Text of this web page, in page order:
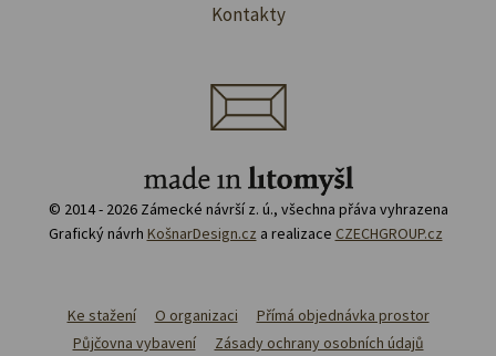
Kontakty
© 2014 - 2026 Zámecké návrší z. ú., všechna přáva vyhrazena
Grafický návrh KošnarDesign.cz a realizace CZECHGROUP.cz
Ke stažení O organizaci
Přímá objednávka prostor
Půjčovna vybavení
Zásady ochrany osobních údajů